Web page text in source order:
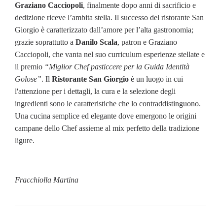
Graziano Cacciopoli, finalmente dopo anni di sacrificio e
dedizione riceve l’ambita stella. Il successo del ristorante San
Giorgio è caratterizzato dall’amore per l’alta gastronomia;
grazie soprattutto a Danilo Scala, patron e Graziano
Cacciopoli, che vanta nel suo curriculum esperienze stellate e
il premio “Miglior Chef pasticcere per la Guida Identità
Golose”. Il Ristorante San Giorgio è un luogo in cui
l'attenzione per i dettagli, la cura e la selezione degli
ingredienti sono le caratteristiche che lo contraddistinguono.
Una cucina semplice ed elegante dove emergono le origini
campane dello Chef assieme al mix perfetto della tradizione
ligure.
Fracchiolla Martina